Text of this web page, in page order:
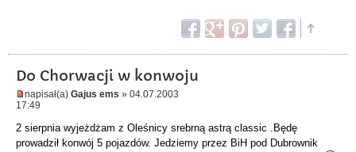
Do Chorwacji w konwoju
napisał(a) Gajus ems » 04.07.2003
17:49
2 sierpnia wyjeżdżam z Oleśnicy srebrną astrą classic .Będę
prowadził konwój 5 pojazdów. Jedziemy przez BiH pod Dubrownik